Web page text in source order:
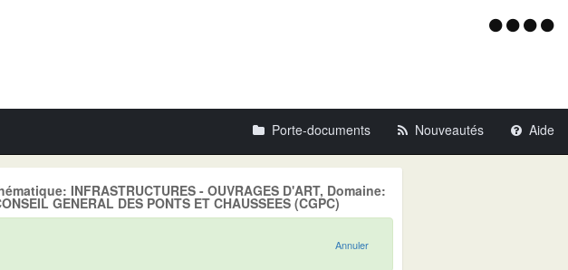
Menu
Porte-documents Nouveautés Aide
INFRASTRUCTURES - OUVRAGES D'ART, Domaine:
GENERAL DES PONTS ET CHAUSSEES (CGPC)
Annuler